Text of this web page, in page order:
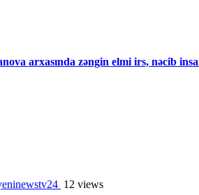
arxasında zəngin elmi irs, nəcib
12 views